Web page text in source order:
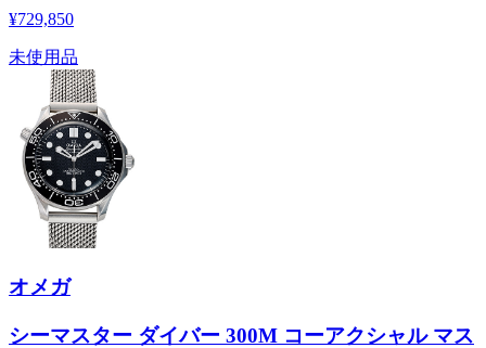
¥729,850
未使用品
オメガ
シーマスター ダイバー 300M コーアクシャル マス